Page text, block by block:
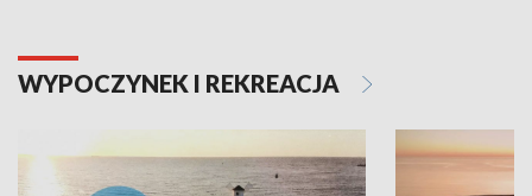
WYPOCZYNEK I REKREACJA